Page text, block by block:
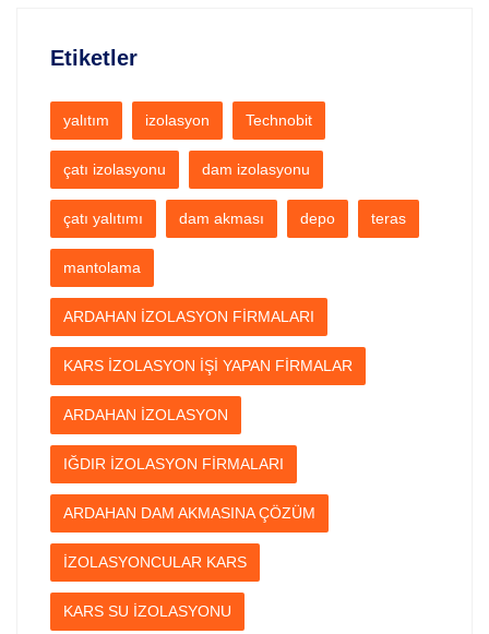
Etiketler
yalıtım izolasyon Technobit
çatı izolasyonu dam izolasyonu
çatı yalıtımı dam akması depo teras
mantolama
ARDAHAN İZOLASYON FİRMALARI
KARS İZOLASYON İŞİ YAPAN FİRMALAR
ARDAHAN İZOLASYON
IĞDIR İZOLASYON FİRMALARI
ARDAHAN DAM AKMASINA ÇÖZÜM
İZOLASYONCULAR KARS
KARS SU İZOLASYONU